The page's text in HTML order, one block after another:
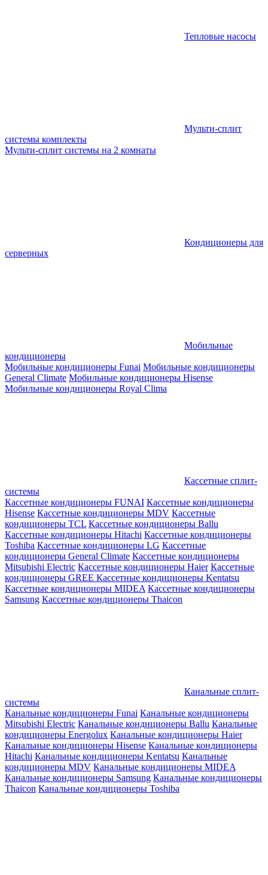
Тепловые насосы
Мульти-сплит
системы комплекты
Мульти-сплит системы на 2 комнаты
Кондиционеры для
серверных
Мобильные
кондиционеры
Мобильные кондиционеры Funai Мобильные кондиционеры
General Climate Мобильные кондиционеры Hisense
Мобильные кондиционеры Royal Clima
Кассетные сплит-
системы
Кассетные кондиционеры FUNAI Кассетные кондиционеры
Hisense Кассетные кондиционеры MDV Кассетные
кондиционеры TCL Кассетные кондиционеры Ballu
Кассетные кондиционеры Hitachi Кассетные кондиционеры
Toshiba Кассетные кондиционеры LG Кассетные
кондиционеры General Climate Кассетные кондиционеры
Mitsubishi Electric Кассетные кондиционеры Haier Кассетные
кондиционеры GREE Кассетные кондиционеры Kentatsu
Кассетные кондиционеры MIDEA Кассетные кондиционеры
Samsung Кассетные кондиционеры Thaicon
Канальные сплит-
системы
Канальные кондиционеры Funai Канальные кондиционеры
Mitsubishi Electric Канальные кондиционеры Ballu Канальные
кондиционеры Energolux Канальные кондиционеры Haier
Канальные кондиционеры Hisense Канальные кондиционеры
Hitachi Канальные кондиционеры Kentatsu Канальные
кондиционеры MDV Канальные кондиционеры MIDEA
Канальные кондиционеры Samsung Канальные кондиционеры
Thaicon Канальные кондиционеры Toshiba